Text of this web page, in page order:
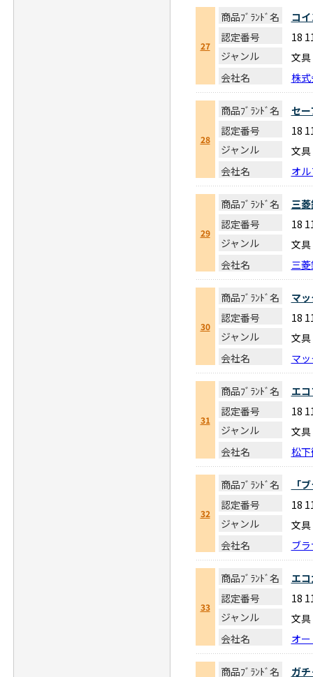
27
商品ﾌﾞﾗﾝﾄﾞ名
コ
認定番号
18
ジャンル
文
会社名
株
28
商品ﾌﾞﾗﾝﾄﾞ名
セ
認定番号
18
ジャンル
文
会社名
オ
29
商品ﾌﾞﾗﾝﾄﾞ名
三
認定番号
18
ジャンル
文
会社名
三
30
商品ﾌﾞﾗﾝﾄﾞ名
マ
認定番号
18
ジャンル
文
会社名
マ
31
商品ﾌﾞﾗﾝﾄﾞ名
エ
認定番号
18
ジャンル
文
会社名
松
32
商品ﾌﾞﾗﾝﾄﾞ名
「
認定番号
18
ジャンル
文
会社名
ブ
33
商品ﾌﾞﾗﾝﾄﾞ名
エ
認定番号
18
ジャンル
文
会社名
オ
商品ﾌﾞﾗﾝﾄﾞ名 ガ